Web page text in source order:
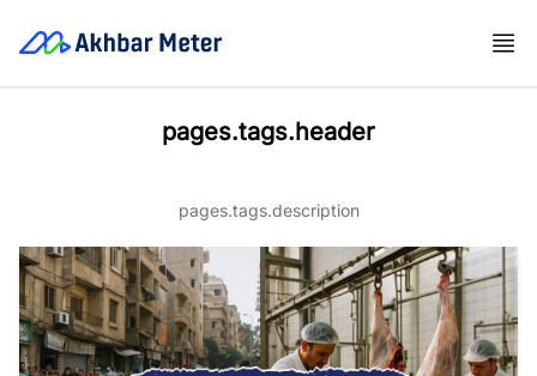
pages.tags.header
pages.tags.description